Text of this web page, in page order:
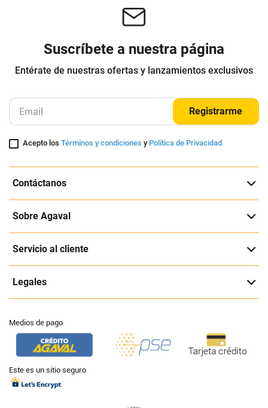
Suscríbete a nuestra página
Entérate de nuestras ofertas y lanzamientos exclusivos
Registrarme
Acepto losTérminos y condiciones y Política de Privacidad
Contáctanos
Sobre Agaval
Servicio al cliente
Legales
Medios de pago
Este es un sitio seguro